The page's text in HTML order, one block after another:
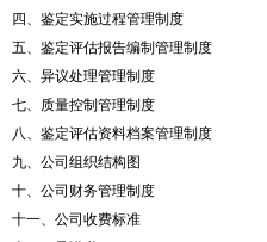
四、鉴定实施过程管理制度
五、鉴定评估报告编制管理制度
六、异议处理管理制度
七、质量控制管理制度
八、鉴定评估资料档案管理制度
九、公司组织结构图
十、公司财务管理制度
十一、公司收费标准